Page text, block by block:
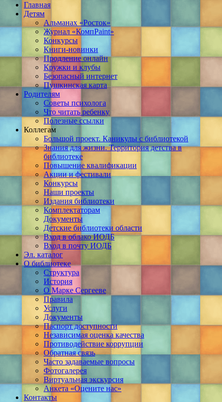
Главная
Детям
Альманах «Росток»
Журнал «КомпPaint»
Конкурсы
Книги-новинки
Продление онлайн
Кружки и клубы
Безопасный интернет
Пушкинская карта
Родителям
Советы психолога
Что читать ребенку
Полезные ссылки
Коллегам
Большой проект. Каникулы с библиотекой
Знания для жизни. Территория детства в
библиотеке
Повышение квалификации
Акции и фестивали
Конкурсы
Наши проекты
Издания библиотеки
Комплектаторам
Документы
Детские библиотеки области
Вход в облако ИОДБ
Вход в почту ИОДБ
Эл. каталог
О библиотеке
Структура
История
О Марке Сергееве
Правила
Услуги
Документы
Паспорт доступности
Независимая оценка качества
Противодействие коррупции
Обратная связь
Часто задаваемые вопросы
Фотогалерея
Виртуальная экскурсия
Анкета «Оцените нас»
Контакты